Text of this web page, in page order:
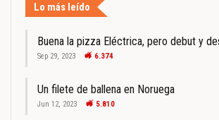
Lo más leído
Buena la pizza Eléctrica, pero debut y
Sep 29, 2023 6.374
Un filete de ballena en Noruega
Jun 12, 2023 5.810